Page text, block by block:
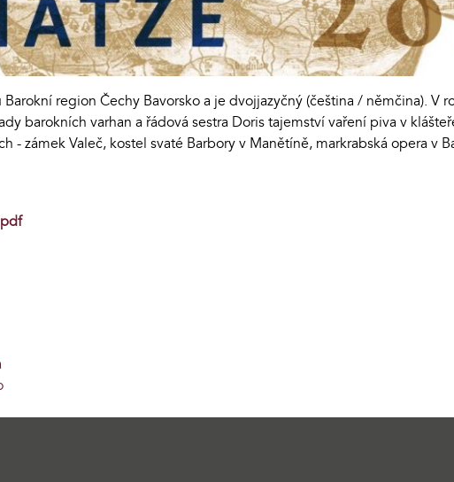
region Čechy Bavorsko a je dvojjazyčný (čeština / němčina). V
barokních varhan a řádová sestra Doris tajemství vaření piva v
- zámek Valeč, kostel svaté Barbory v Manětíně, markrabská opera v